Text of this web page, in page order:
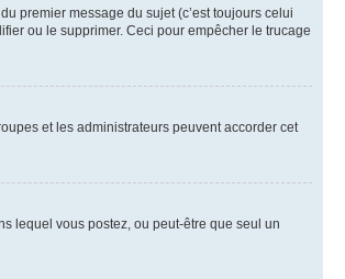
premier message du sujet (c’est toujours celui
ou le supprimer. Ceci pour empêcher le trucage
et les administrateurs peuvent accorder cet
lequel vous postez, ou peut-être que seul un